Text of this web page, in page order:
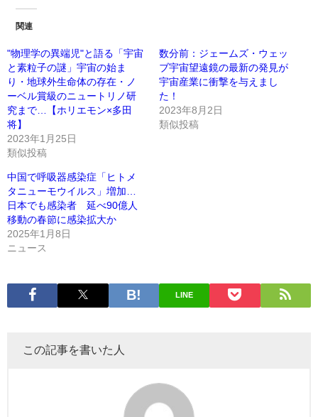
関連
"物理学の異端児"と語る「宇宙
と素粒子の謎」宇宙の始ま
り・地球外生命体の存在・ノ
ーベル賞級のニュートリノ研
究まで…【ホリエモン×多田
将】
2023年1月25日
類似投稿
数分前：ジェームズ・ウェッ
ブ宇宙望遠鏡の最新の発見が
宇宙産業に衝撃を与えまし
た！
2023年8月2日
類似投稿
中国で呼吸器感染症「ヒトメ
タニューモウイルス」増加…
日本でも感染者 延べ90億人
移動の春節に感染拡大か
2025年1月8日
ニュース
LINE
この記事を書いた人